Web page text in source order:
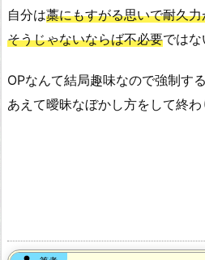
自分は藁にもすがる思いで耐久
そうじゃないならば不必要ではな
OPなんて結局趣味なので強制す
あえて曖昧なぼかし方をして終